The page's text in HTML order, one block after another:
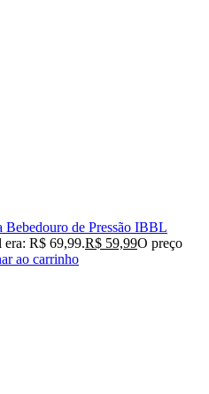
Bebedouro de Pressão IBBL
R$ 69,99.R$ 59,99O preço
ao carrinho